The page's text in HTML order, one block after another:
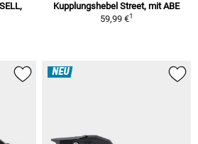
Kupplungshebel Street, mit ABE
59,99 €1
NEU